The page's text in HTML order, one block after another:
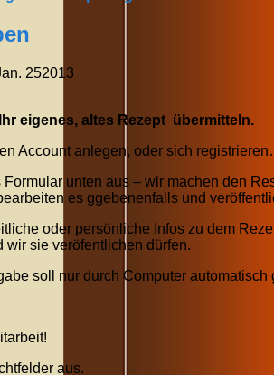
252013
eigenes, altes Rezept übermitteln.
Account anlegen, oder sich
unten aus – wir machen den
es ggebenenfalls und
oder persönliche Infos zu dem
wir sie veröfentlichen dürfen.
soll nur durch Computer
aus.